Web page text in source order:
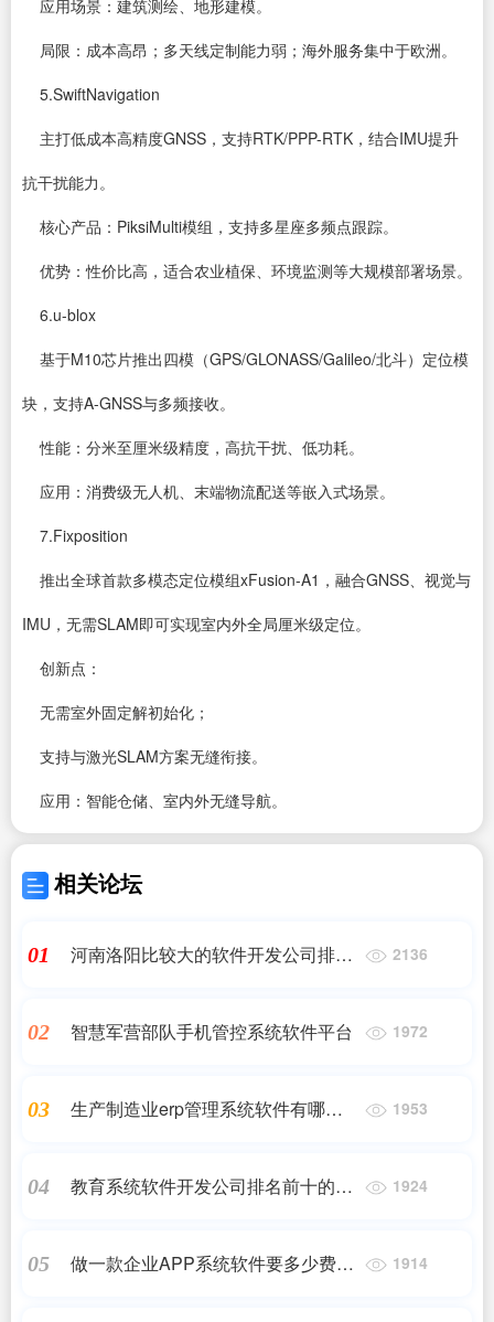
应用场景：建筑测绘、地形建模。
局限：成本高昂；多天线定制能力弱；海外服务集中于欧洲。
5.SwiftNavigation
主打低成本高精度GNSS，支持RTK/PPP-RTK，结合IMU提升
抗干扰能力。
核心产品：PiksiMulti模组，支持多星座多频点跟踪。
优势：性价比高，适合农业植保、环境监测等大规模部署场景。
6.u-blox
基于M10芯片推出四模（GPS/GLONASS/Galileo/北斗）定位模
块，支持A-GNSS与多频接收。
性能：分米至厘米级精度，高抗干扰、低功耗。
应用：消费级无人机、末端物流配送等嵌入式场景。
7.Fixposition
推出全球首款多模态定位模组xFusion-A1，融合GNSS、视觉与
IMU，无需SLAM即可实现室内外全局厘米级定位。
创新点：
无需室外固定解初始化；
支持与激光SLAM方案无缝衔接。
应用：智能仓储、室内外无缝导航。
相关论坛
01
河南洛阳比较大的软件开发公司排行
2136
02 智慧军营部队手机管控系统软件平台 1972
03
生产制造业erp管理系统软件有哪些
1953
04
教育系统软件开发公司排名前十的有
1924
05
做一款企业APP系统软件要多少费
1914